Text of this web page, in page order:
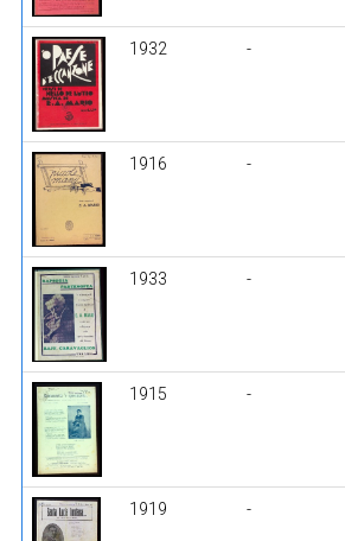
1932 -
1916 -
1933 -
1915 -
1919 -